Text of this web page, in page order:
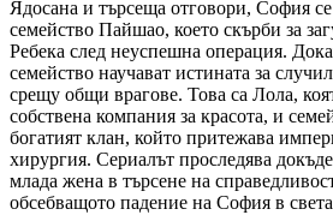
Ядосана и търсеща отговори, София се
семейство Пайшао, което скърби за
Ребека след неуспешна операция.
семейство научават истината за
срещу общи врагове. Това са Лола,
собствена компания за красота, и
богатият клан, който притежава
хирургия. Сериалът проследява
млада жена в търсене на
обсебващото падение на София в